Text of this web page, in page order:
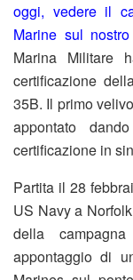
oggi, vedere il
Marine sul
Marina Militare
certificazione
35B. Il primo
appontato
certificazione in
Partita il 28
US Navy a
della
appontaggio di